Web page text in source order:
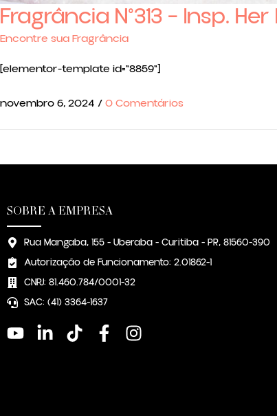
Fragrância N°313 – Insp.
Encontre sua Fragrância
[elementor-template id="8859"]
novembro 6, 2024 /0 Comentários
SOBRE A EMPRESA
Rua Mangaba, 155 - Uberaba - Curitiba - PR, 81560-390
Autorização de Funcionamento: 2.01862-1
CNPJ: 81.460.784/0001-32
SAC: (41) 3364-1637